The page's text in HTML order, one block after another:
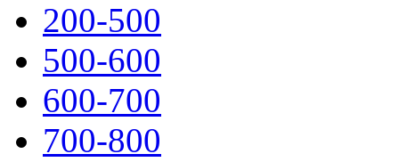
200-500
500-600
600-700
700-800